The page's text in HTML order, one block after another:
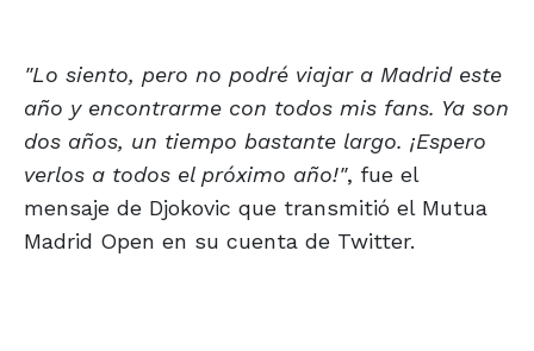
"Lo siento, pero no podré viajar a Madrid este
año y encontrarme con todos mis fans. Ya son
dos años, un tiempo bastante largo. ¡Espero
verlos a todos el próximo año!", fue el
mensaje de Djokovic que transmitió el Mutua
Madrid Open en su cuenta de Twitter.